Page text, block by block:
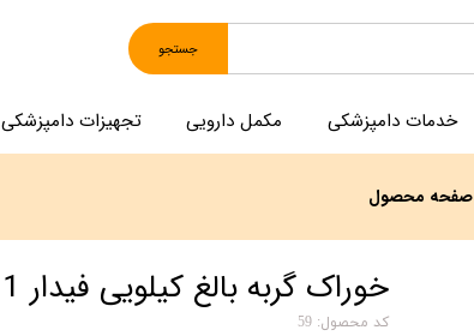
خدمات دامپزشکی مکمل دارویی تجهیزات دامپزشکی
جستجو
صفحه محصول
خوراک گربه بالغ کیلویی فیدار 1 کیلویی
کد محصول: 59